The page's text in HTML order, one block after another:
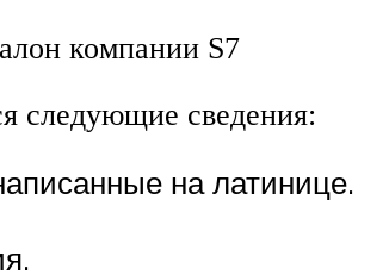
компании S7
следующие сведения:
на латинице.